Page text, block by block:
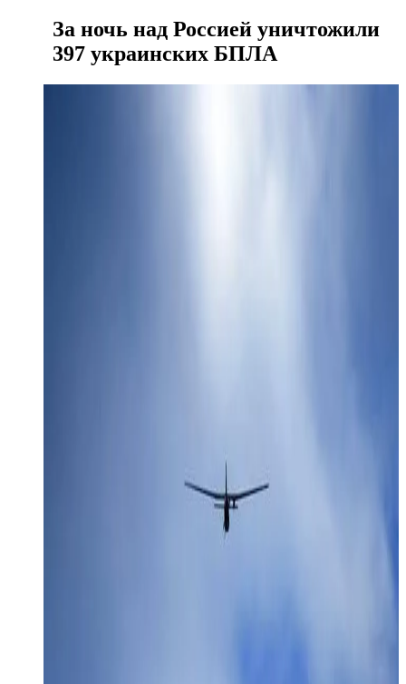
За ночь над Россией уничтожили
397 украинских БПЛА